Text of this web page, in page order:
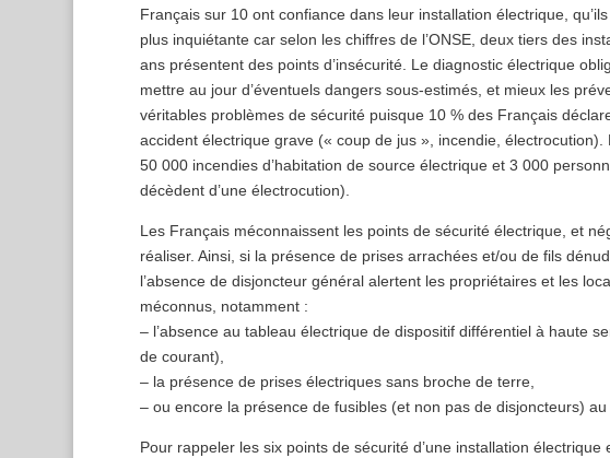
Français sur 10 ont confiance dans leur installation électrique,
plus inquiétante car selon les chiffres de l’ONSE, deux tiers des
ans présentent des points d’insécurité. Le diagnostic électrique
mettre au jour d’éventuels dangers sous-estimés, et mieux les
véritables problèmes de sécurité puisque 10 % des Français
accident électrique grave (« coup de jus », incendie,
50 000 incendies d’habitation de source électrique et 3 000
décèdent d’une électrocution).
Les Français méconnaissent les points de sécurité électrique, et
réaliser. Ainsi, si la présence de prises arrachées et/ou de fils
l’absence de disjoncteur général alertent les propriétaires et les
méconnus, notamment :
– l’absence au tableau électrique de dispositif différentiel à haute
de courant),
– la présence de prises électriques sans broche de terre,
– ou encore la présence de fusibles (et non pas de disjoncteurs)
Pour rappeler les six points de sécurité d’une installation